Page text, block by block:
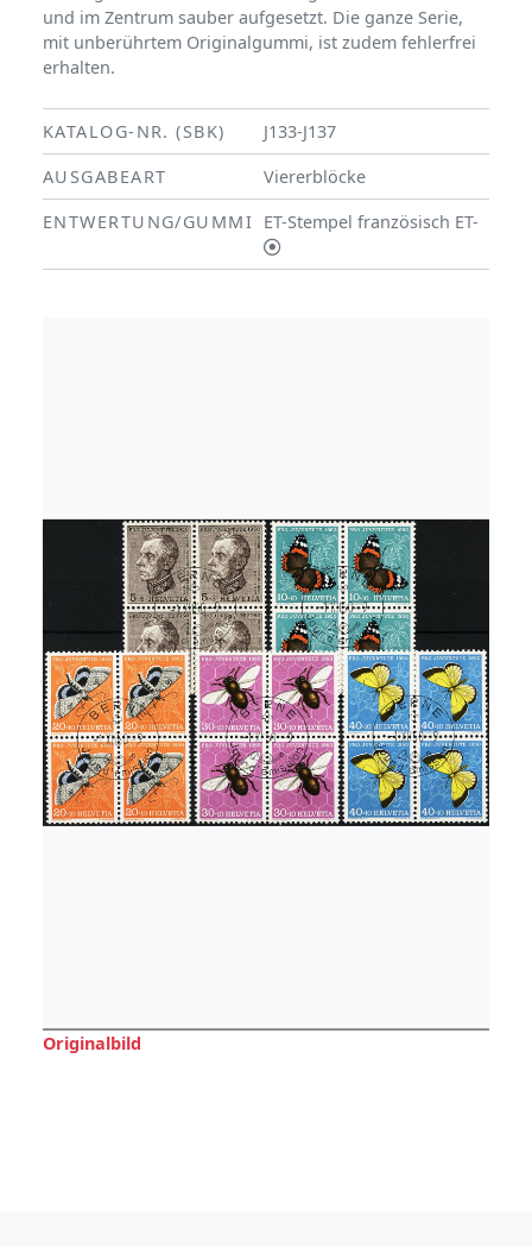
Originalbild
und im Zentrum sauber aufgesetzt. Die ganze Serie,
mit unberührtem Originalgummi, ist zudem fehlerfrei
erhalten.
KATALOG-NR. (SBK)
J133-J137
AUSGABEART
Viererblöcke
ENTWERTUNG/GUMMI ET-Stempel französisch ET-